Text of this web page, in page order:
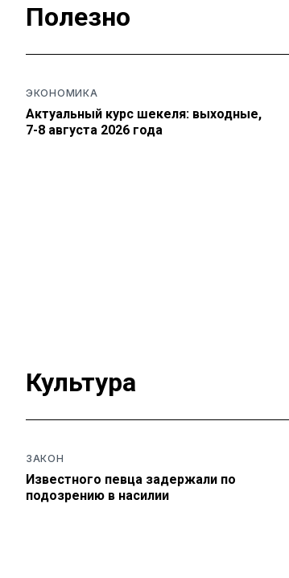
Полезно
ЭКОНОМИКА
Актуальный курс шекеля: выходные,
7-8 августа 2026 года
Культура
ЗАКОН
Известного певца задержали по
подозрению в насилии